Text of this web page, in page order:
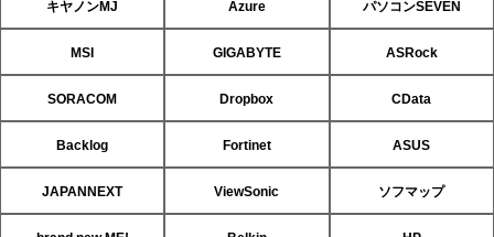
キヤノンMJ Azure パソコンSEVEN
MSI GIGABYTE ASRock
SORACOM Dropbox CData
Backlog Fortinet ASUS
JAPANNEXT ViewSonic ソフマップ